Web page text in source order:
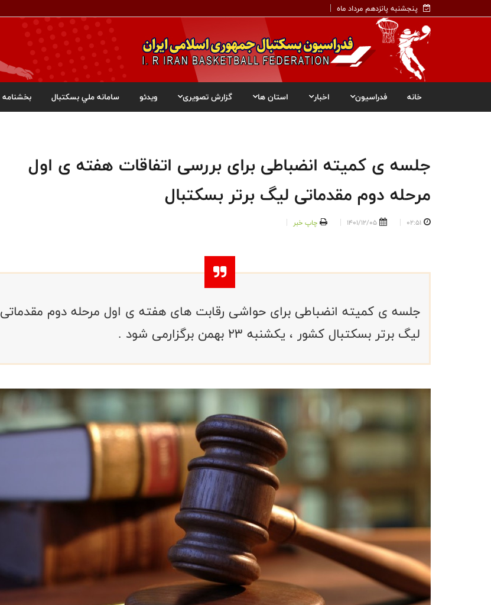
پنجشنبه پانزدهم مرداد ماه
خانه فدراسیون اخبار استان ها گزارش تصویری ویدئو سامانه ملي بسکتبال بخشنامه
جلسه ی کمیته انضباطی برای بررسی اتفاقات هفته ی اول
مرحله دوم مقدماتی لیگ برتر بسکتبال
02:51
1401/12/05 چاپ خبر
جلسه ی کمیته انضباطی برای حواشی رقابت های هفته ی اول مرحله دوم مقدماتی
لیگ برتر بسکتبال کشور ، یکشنبه ۲۳ بهمن برگزارمی شود .